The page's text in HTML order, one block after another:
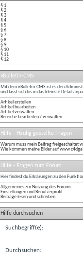
§ 1
§ 2
§ 3
§ 4
§ 5
§ 6
§ 7
§ 8
§ 9
§ 10
§ 11
§ 12
vBulletin-CMS
Mit dem vBulletin-CMS ist es den
und lässt sich bis in das kleinste Detail
Artikel erstellen
Artikel bearbeiten
Artikel verwalten
Bereiche bearbeiten / verwalten
Hilfe - Häufig gestellte Fragen
Warum muss mein Beitrag freigeschaltet
Wie kommen meine Bilder auf
Hilfe - Fragen zum Forum
Hier findest du Erklärungen zu den
Allgemeines zur Nutzung des Forums
Einstellungen und Benutzerprofil
Beiträge lesen und schreiben
Hilfe durchsuchen
Suchbegriff(e):
Durchsuchen: